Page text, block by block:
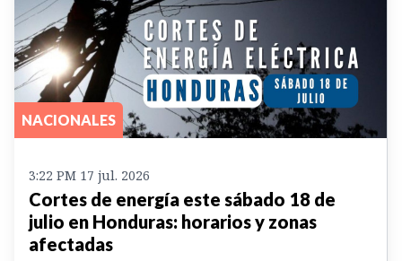
NACIONALES
3:22 PM 17 jul. 2026
Cortes de energía este sábado 18 de
julio en Honduras: horarios y zonas
afectadas